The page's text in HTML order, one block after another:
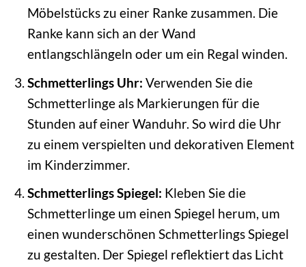
Möbelstücks zu einer Ranke zusammen. Die
Ranke kann sich an der Wand
entlangschlängeln oder um ein Regal winden.
Schmetterlings Uhr: Verwenden Sie die
Schmetterlinge als Markierungen für die
Stunden auf einer Wanduhr. So wird die Uhr
zu einem verspielten und dekorativen Element
im Kinderzimmer.
Schmetterlings Spiegel: Kleben Sie die
Schmetterlinge um einen Spiegel herum, um
einen wunderschönen Schmetterlings Spiegel
zu gestalten. Der Spiegel reflektiert das Licht